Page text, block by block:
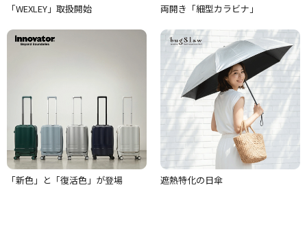
「WEXLEY」取扱開始 両開き「細型カラビナ」
「新色」と「復活色」が登場 遮熱特化の日傘